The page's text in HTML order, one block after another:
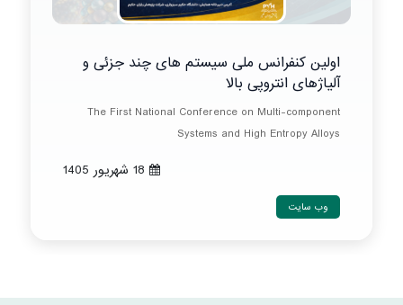
اولین کنفرانس ملی سیستم های چند جزئی و
آلیاژهای انتروپی بالا
The First National Conference on Multi-component
Systems and High Entropy Alloys
وب سایت